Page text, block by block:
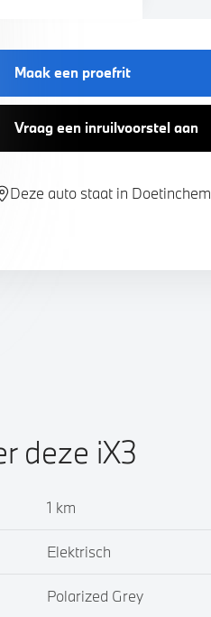
Maak een proefrit
Vraag een inruilvoorstel aan
Deze auto staat in Doetinchem
deze iX3
1 km
Elektrisch
Polarized Grey